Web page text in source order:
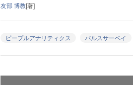
友部 博教[著]
ピープルアナリティクス パルスサーベイ